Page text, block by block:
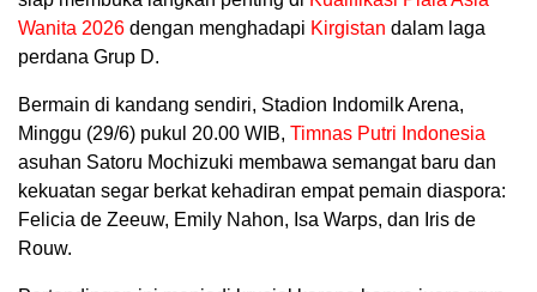
Wanita 2026 dengan menghadapi Kirgistan dalam laga
perdana Grup D.
Bermain di kandang sendiri, Stadion Indomilk Arena,
Minggu (29/6) pukul 20.00 WIB, Timnas Putri Indonesia
asuhan Satoru Mochizuki membawa semangat baru dan
kekuatan segar berkat kehadiran empat pemain diaspora:
Felicia de Zeeuw, Emily Nahon, Isa Warps, dan Iris de
Rouw.